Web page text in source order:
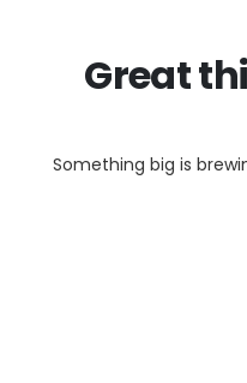
Great
Something big is